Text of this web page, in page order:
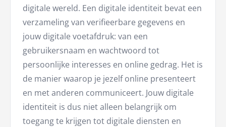
digitale wereld. Een digitale identiteit bevat een
verzameling van verifieerbare gegevens en
jouw digitale voetafdruk: van een
gebruikersnaam en wachtwoord tot
persoonlijke interesses en online gedrag. Het is
de manier waarop je jezelf online presenteert
en met anderen communiceert. Jouw digitale
identiteit is dus niet alleen belangrijk om
toegang te krijgen tot digitale diensten en